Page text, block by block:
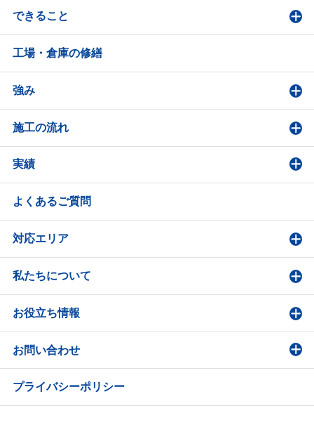
できること
工場・倉庫の修繕
強み
施工の流れ
実績
よくあるご質問
対応エリア
私たちについて
お役立ち情報
お問い合わせ
プライバシーポリシー